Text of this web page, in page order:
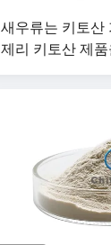
새우류는 키토산
제리 키토산 제